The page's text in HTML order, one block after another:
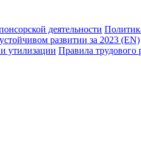
деятельности
развитии за 2023 (EN)
утилизации Правила трудового